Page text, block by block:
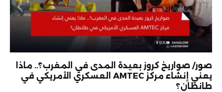
صور/ صواريخ كروز بعيدة المدى في المغرب؟.. ماذا
يعني إنشاء مركز AMTEC العسكري الأمريكي في
طانطان؟